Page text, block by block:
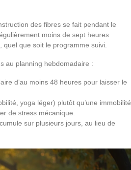
des fibres se fait pendant le
moins de sept heures
que soit le programme suivi.
au planning hebdomadaire :
d’au moins 48 heures pour laisser le
yoga léger) plutôt qu’une immobilité
de stress mécanique.
sur plusieurs jours, au lieu de